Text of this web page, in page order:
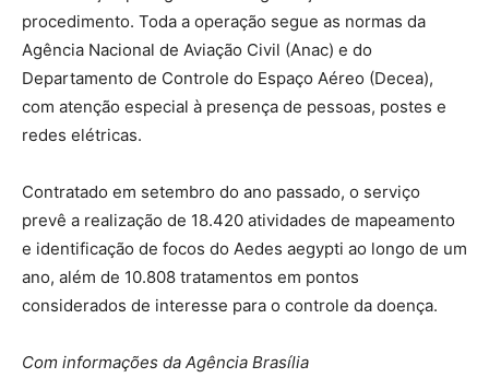
procedimento. Toda a operação segue as normas da
Agência Nacional de Aviação Civil (Anac) e do
Departamento de Controle do Espaço Aéreo (Decea),
com atenção especial à presença de pessoas, postes e
redes elétricas.
Contratado em setembro do ano passado, o serviço
prevê a realização de 18.420 atividades de mapeamento
e identificação de focos do Aedes aegypti ao longo de um
ano, além de 10.808 tratamentos em pontos
considerados de interesse para o controle da doença.
Com informações da Agência Brasília